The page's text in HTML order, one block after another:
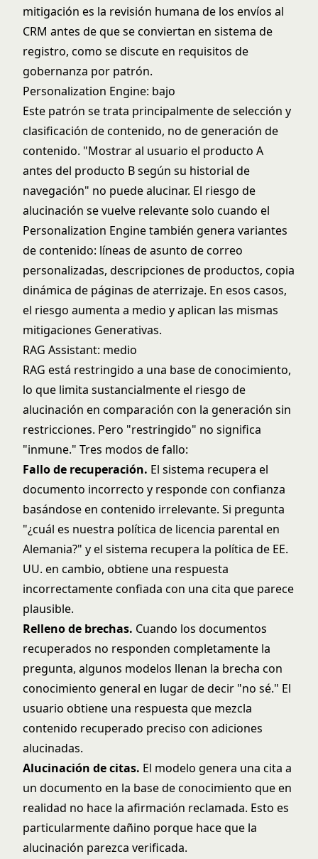
mitigación es la revisión humana de los envíos al
CRM antes de que se conviertan en sistema de
registro, como se discute en requisitos de
gobernanza por patrón.
Personalization Engine: bajo
Este patrón se trata principalmente de selección y
clasificación de contenido, no de generación de
contenido. "Mostrar al usuario el producto A
antes del producto B según su historial de
navegación" no puede alucinar. El riesgo de
alucinación se vuelve relevante solo cuando el
Personalization Engine también genera variantes
de contenido: líneas de asunto de correo
personalizadas, descripciones de productos, copia
dinámica de páginas de aterrizaje. En esos casos,
el riesgo aumenta a medio y aplican las mismas
mitigaciones Generativas.
RAG Assistant: medio
RAG está restringido a una base de conocimiento,
lo que limita sustancialmente el riesgo de
alucinación en comparación con la generación sin
restricciones. Pero "restringido" no significa
"inmune." Tres modos de fallo:
Fallo de recuperación. El sistema recupera el
documento incorrecto y responde con confianza
basándose en contenido irrelevante. Si pregunta
"¿cuál es nuestra política de licencia parental en
Alemania?" y el sistema recupera la política de EE.
UU. en cambio, obtiene una respuesta
incorrectamente confiada con una cita que parece
plausible.
Relleno de brechas. Cuando los documentos
recuperados no responden completamente la
pregunta, algunos modelos llenan la brecha con
conocimiento general en lugar de decir "no sé." El
usuario obtiene una respuesta que mezcla
contenido recuperado preciso con adiciones
alucinadas.
Alucinación de citas. El modelo genera una cita a
un documento en la base de conocimiento que en
realidad no hace la afirmación reclamada. Esto es
particularmente dañino porque hace que la
alucinación parezca verificada.